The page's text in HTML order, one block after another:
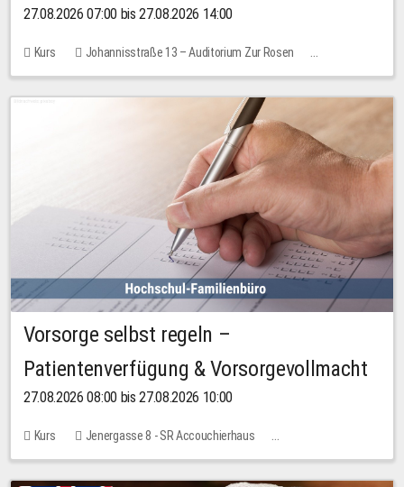
27.08.2026 07:00 bis 27.08.2026 14:00
Kurs
Johannisstraße 13 – Auditorium Zur Rosen
11 Plätze
Vorsorge selbst regeln –
Patientenverfügung & Vorsorgevollmacht
27.08.2026 08:00 bis 27.08.2026 10:00
Kurs
Jenergasse 8 - SR Accouchierhaus
Keine freien Plätze